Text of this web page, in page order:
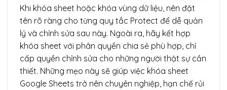
Khi khóa sheet hoặc khóa vùng dữ liệu, nên đặt
tên rõ ràng cho từng quy tắc Protect để dễ quản
lý và chỉnh sửa sau này. Ngoài ra, hãy kết hợp
khóa sheet với phân quyền chia sẻ phù hợp, chỉ
cấp quyền chỉnh sửa cho những người thật sự cần
thiết. Những mẹo này sẽ giúp việc khóa sheet
Google Sheets trở nên chuyên nghiệp, hạn chế rủi